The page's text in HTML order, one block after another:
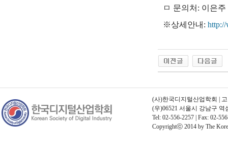
ㅁ 문의처: 이은
※상세안내: http://
(사)한국디지털산업학회 |
(우)06521 서울시 강남구
Tel: 02-556-2257 | Fax: 02-
Copyrightⓒ 2014 by The